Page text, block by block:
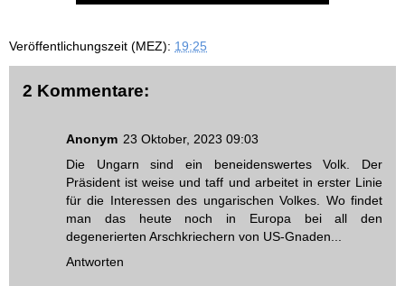
Veröffentlichungszeit (MEZ): 19:25
2 Kommentare:
Anonym 23 Oktober, 2023 09:03
Die Ungarn sind ein beneidenswertes Volk. Der
Präsident ist weise und taff und arbeitet in erster Linie
für die Interessen des ungarischen Volkes. Wo findet
man das heute noch in Europa bei all den
degenerierten Arschkriechern von US-Gnaden...
Antworten